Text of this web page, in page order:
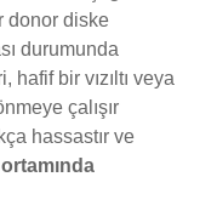
donor diske
durumunda
hafif bir vızıltı veya
çalışır
hassastır ve